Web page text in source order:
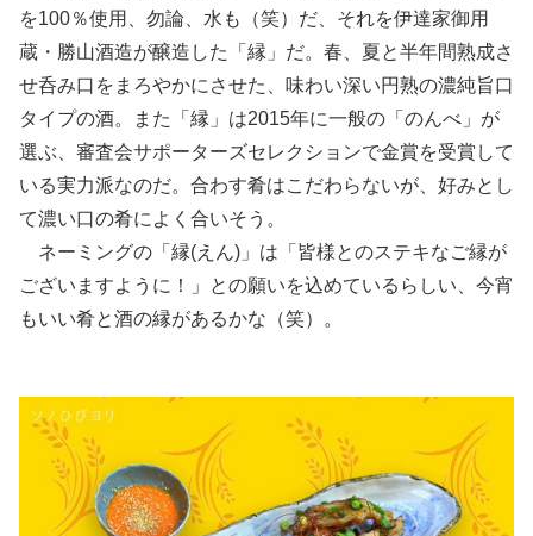
を100％使用、勿論、水も（笑）だ、それを伊達家御用
蔵・勝山酒造が醸造した「縁」だ。春、夏と半年間熟成さ
せ呑み口をまろやかにさせた、味わい深い円熟の濃純旨口
タイプの酒。また「縁」は2015年に一般の「のんべ」が
選ぶ、審査会サポーターズセレクションで金賞を受賞して
いる実力派なのだ。合わす肴はこだわらないが、好みとし
て濃い口の肴によく合いそう。
ネーミングの「縁(えん)」は「皆様とのステキなご縁が
ございますように！」との願いを込めているらしい、今宵
もいい肴と酒の縁があるかな（笑）。